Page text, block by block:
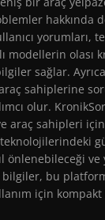
hakkında
yorumları,
modellerin olası
sağlar.
sahiplerine
olur.
araç sahipleri
teknolojilerindeki
önlenebileceği
bilgiler, bu
için